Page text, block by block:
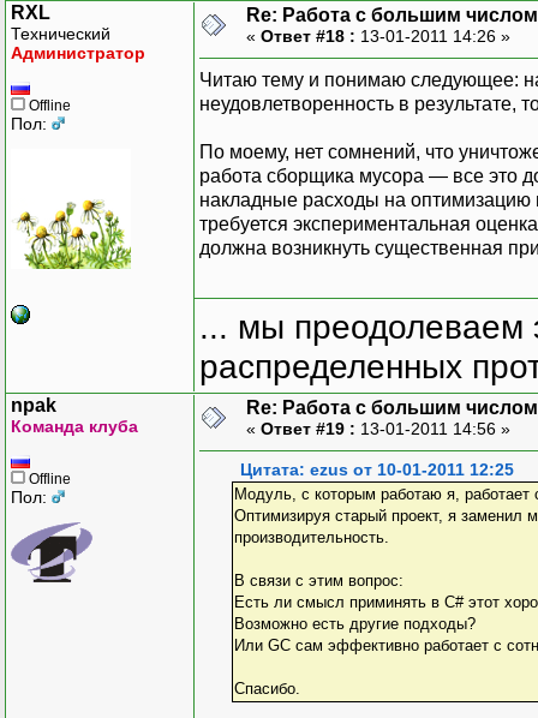
RXL
Технический
Администратор
Offline
Пол:
Re: Работа с большим
« Ответ #18 : 13-01-2011 14:26 »
Читаю тему и понимаю следующее:
неудовлетворенность в результате,
По моему, нет сомнений, что
работа сборщика мусора — все это
накладные расходы на оптимизацию
требуется экспериментальная
должна возникнуть существенная
... мы преодолеваем
распределенных
npak
Команда клуба
Offline
Пол:
Re: Работа с большим
« Ответ #19 : 13-01-2011 14:56 »
Цитата: ezus от 10-01-2011 12:25
Модуль, с которым работаю я, работает
Оптимизируя старый проект, я заменил
производительность.
В связи с этим вопрос:
Есть ли смысл приминять в С# этот
Возможно есть другие подходы?
Или GC сам эффективно работает с
Спасибо.